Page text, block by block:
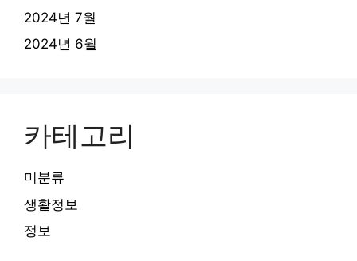
2024년 7월
2024년 6월
카테고리
미분류
생활정보
정보